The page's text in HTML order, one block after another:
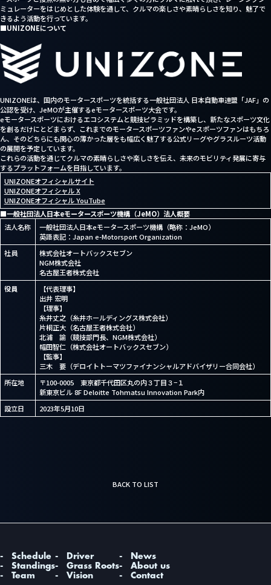
ミュレーターをはじめとした体験を通して、クルマの楽しさや素晴らしさを知り、魅了で
きるよう活動を行っています。
■UNIZONEについて
UNIZONEは、国内のモータースポーツを統括する一般社団法人 日本自動車連盟「JAF」の
公認を受け、JeMOが主催するeモータースポーツ大会です。
eモータースポーツにおけるエコシステムと競技ピラミッドを構築し、新たなスポーツ文化
を創るだけにとどまらず、これまでのモータースポーツファンやeスポーツファンはもちろ
ん、そのどちらにも関心の薄かった層をも幅広く魅了する公式リーグやグラスルーツ活動
の展開を予定しています。
これらの活動を通じてクルマの素晴らしさや楽しさを伝え、未来のモビリティ発展に寄与
するプラットフォームを目指しています。
UNIZONEオフィシャルサイト
UNIZONEオフィシャル X
UNIZONEオフィシャル YouTube
■一般社団法人日本eモータースポーツ機構（JeMO）法人概要
法人名称
一般社団法人日本eモータースポーツ機構（略称：JeMO）
英語表記：Japan e-Motorsport Organization
社員
株式会社オートバックスセブン
NGM株式会社
名古屋王者株式会社
役員
【代表理事】
出井 宏明
【理事】
糸井丈之（糸井ホールディングス株式会社）
片桐正大（名古屋王者株式会社）
北浦 諭（競技部門長、NGM株式会社）
幅田智仁（株式会社オートバックスセブン）
【監事】
三木 要（デロイトトーマツファイナンシャルアドバイザリー合同会社）
所在地
〒100-0005 東京都千代田区丸の内３丁目３−１
新東京ビル 8F Deloitte Tohmatsu Innovation Park内
設立日
2023年5月10日
BACK TO LIST
Schedule
Standings
Team
Driver
Grass Roots
Vision
News
About us
Contact